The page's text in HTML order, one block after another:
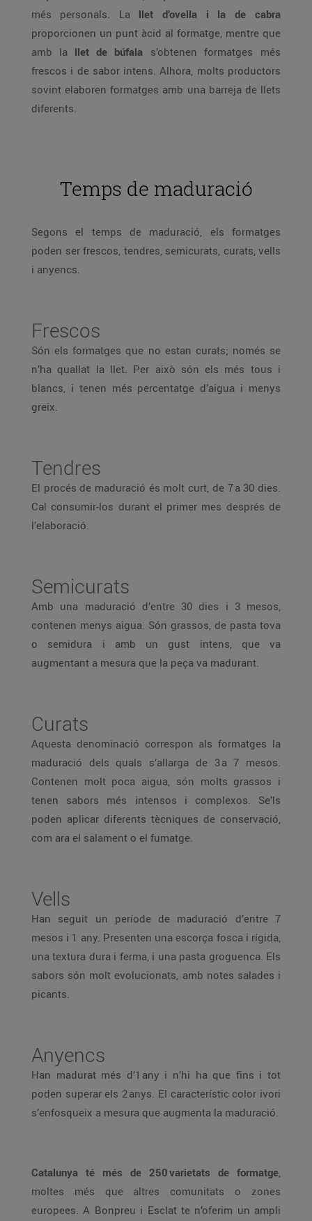
més personals. La llet d’ovella i la de cabra
proporcionen un punt àcid al formatge, mentre que
amb la llet de búfala s’obtenen formatges més
frescos i de sabor intens. Alhora, molts productors
sovint elaboren formatges amb una barreja de llets
diferents.
Temps de maduració
Segons el temps de maduració, els formatges
poden ser frescos, tendres, semicurats, curats, vells
i anyencs.
Frescos
Són els formatges que no estan curats; només se
n’ha quallat la llet. Per això són els més tous i
blancs, i tenen més percentatge d’aigua i menys
greix.
Tendres
El procés de maduració és molt curt, de 7 a 30 dies.
Cal consumir-los durant el primer mes després de
l’elaboració.
Semicurats
Amb una maduració d’entre 30 dies i 3 mesos,
contenen menys aigua. Són grassos, de pasta tova
o semidura i amb un gust intens, que va
augmentant a mesura que la peça va madurant.
Curats
Aquesta denominació correspon als formatges la
maduració dels quals s’allarga de 3 a 7 mesos.
Contenen molt poca aigua, són molts grassos i
tenen sabors més intensos i complexos. Se’ls
poden aplicar diferents tècniques de conservació,
com ara el salament o el fumatge.
Vells
Han seguit un període de maduració d’entre 7
mesos i 1 any. Presenten una escorça fosca i rígida,
una textura dura i ferma, i una pasta groguenca. Els
sabors són molt evolucionats, amb notes salades i
picants.
Anyencs
Han madurat més d’1 any i n’hi ha que fins i tot
poden superar els 2 anys. El característic color ivori
s’enfosqueix a mesura que augmenta la maduració.
Catalunya té més de 250 varietats de formatge,
moltes més que altres comunitats o zones
europees. A Bonpreu i Esclat te n’oferim un ampli